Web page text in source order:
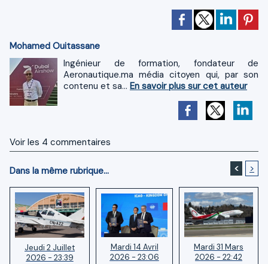
Mohamed Ouitassane
Ingénieur de formation, fondateur de
Aeronautique.ma média citoyen qui, par son
contenu et sa... En savoir plus sur cet auteur
Voir les 4 commentaires
Dans la même rubrique... < >
Jeudi 2 Juillet
2026 - 23:39
Mardi 14 Avril
2026 - 23:06
Mardi 31 Mars
2026 - 22:42